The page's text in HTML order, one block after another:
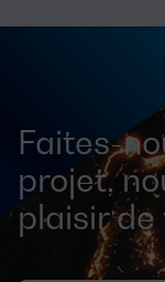
Faites-
projet,
plaisir